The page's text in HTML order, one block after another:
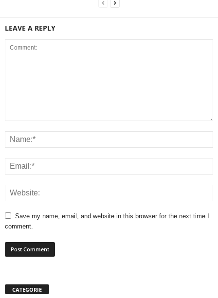
LEAVE A REPLY
Save my name, email, and website in this browser for the next time I
comment.
CATEGORIE